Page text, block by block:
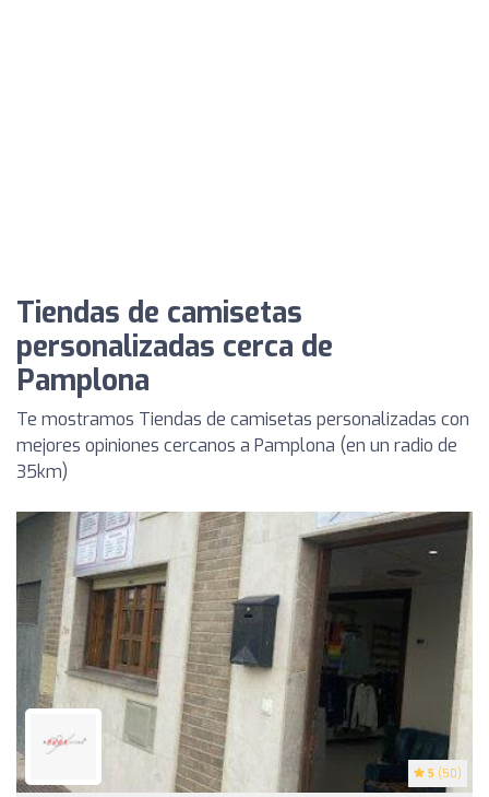
Tiendas de camisetas
personalizadas cerca de
Pamplona
Te mostramos Tiendas de camisetas personalizadas con
mejores opiniones cercanos a Pamplona (en un radio de
35km)
5 (50)